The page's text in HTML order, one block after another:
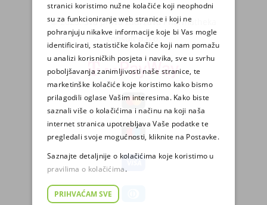
© 2025. Sva prava zadržava Pharmatheka
consult d.o.o.
stranici koristimo nužne kolačiće koji neophodni
su za funkcioniranje web stranice i koji ne
pohranjuju nikakve informacije koje bi Vas mogle
identificirati, statističke kolačiće koji nam pomažu
u analizi korisničkih posjeta i navika, sve u svrhu
poboljšavanja zanimljivosti naše stranice, te
marketinške kolačiće koje koristimo kako bismo
prilagodili oglase Vašim interesima. Kako biste
saznali više o kolačićima i načinu na koji naša
internet stranica upotrebljava Vaše podatke te
pregledali svoje mogućnosti, kliknite na Postavke.
Saznajte detaljnije o kolačićima koje koristimo u
pravilima o kolačićima.
PRIHVAĆAM SVE